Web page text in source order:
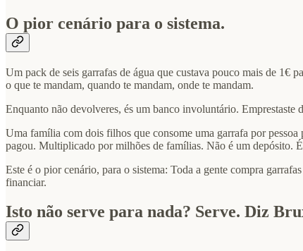
O pior cenário para o sistema.
Um pack de seis garrafas de água que custava pouco mais de 1€
o que te mandam, quando te mandam, onde te mandam.
Enquanto não devolveres, és um banco involuntário.
Uma família com dois filhos que consome uma garrafa por pessoa
pagou. Multiplicado por milhões de famílias. Não é um depósito.
Este é o pior cenário, para o sistema: Toda a gente compra
financiar.
Isto não serve para nada? Serve. Diz